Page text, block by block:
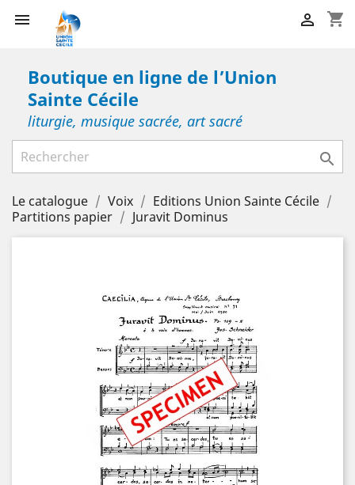
 shopping_cart

Boutique en ligne de l’Union
Sainte Cécile
liturgie, musique sacrée, art sacré

Le catalogue Voix
Editions Union Sainte Cécile
Partitions papier
Juravit Dominus